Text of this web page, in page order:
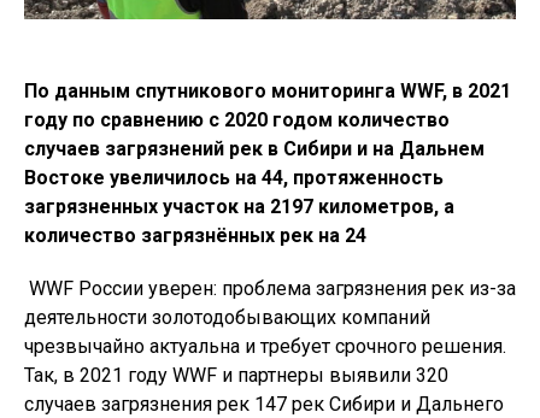
По данным спутникового мониторинга WWF, в 2021
году по сравнению с 2020 годом количество
случаев загрязнений рек в Сибири и на Дальнем
Востоке увеличилось на 44, протяженность
загрязненных участок на 2197 километров, а
количество загрязнённых рек на 24
WWF России уверен: проблема загрязнения рек из-за
деятельности золотодобывающих компаний
чрезвычайно актуальна и требует срочного решения.
Так, в 2021 году WWF и партнеры выявили 320
случаев загрязнения рек 147 рек Сибири и Дальнего